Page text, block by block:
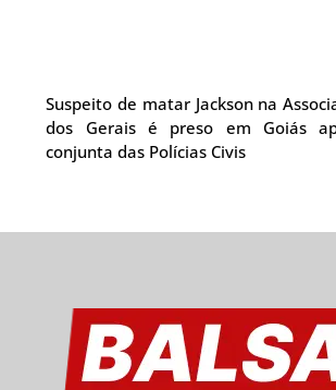
Suspeito de matar Jackson na
dos Gerais é preso em Goiás
conjunta das Polícias Civis